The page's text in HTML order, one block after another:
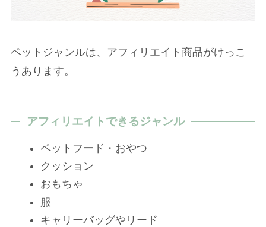
ペットジャンルは、アフィリエイト商品がけっこ
うあります。
アフィリエイトできるジャンル
ペットフード・おやつ
クッション
おもちゃ
服
キャリーバッグやリード